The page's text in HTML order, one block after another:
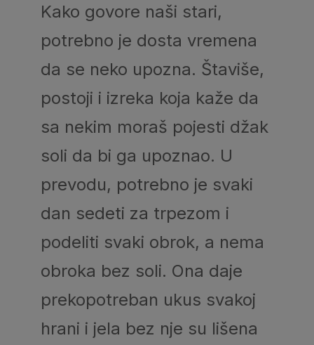
Kako govore naši stari,
potrebno je dosta vremena
da se neko upozna. Štaviše,
postoji i izreka koja kaže da
sa nekim moraš pojesti džak
soli da bi ga upoznao. U
prevodu, potrebno je svaki
dan sedeti za trpezom i
podeliti svaki obrok, a nema
obroka bez soli. Ona daje
prekopotreban ukus svakoj
hrani i jela bez nje su lišena